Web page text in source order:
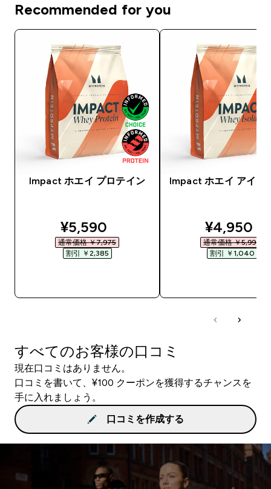
Recommended for you
Impact ホエイ プロテイン
discounted price
¥5,590‎
通常価格 ￥7,975‎
割引 ￥2,385‎
Impact ホエイ アイソ
¥4,950‎
通常価格 ￥5,990‎
割引 ￥1,040‎
すべてのお客様の口コミ
現在口コミはありません。
口コミを書いて、¥100 クーポンを獲得するチャンスを
手に入れましょう。
口コミを作成する